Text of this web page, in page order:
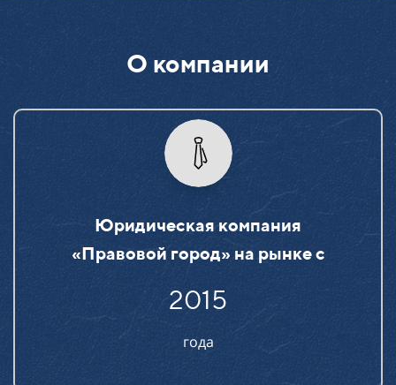
О компании
Юридическая компания
«Правовой город» на рынке c
2015
года